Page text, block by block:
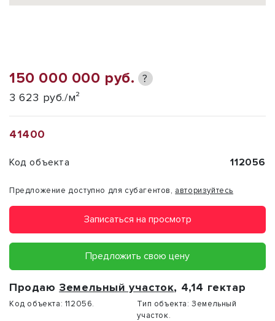
150 000 000 руб. ?
3 623 руб./м²
41400
Код объекта 112056
Предложение доступно для субагентов, авторизуйтесь
Записаться на просмотр
Предложить свою цену
Продаю Земельный участок, 4,14 гектар
Код объекта: 112056. Тип объекта: Земельный
участок.